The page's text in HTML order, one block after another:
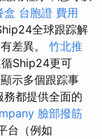
盒 台胞證 費用
全球跟踪解
差異。 竹北推
Ship24更可
示多個跟踪事
都提供全面的
臉部撥筋
台（例如